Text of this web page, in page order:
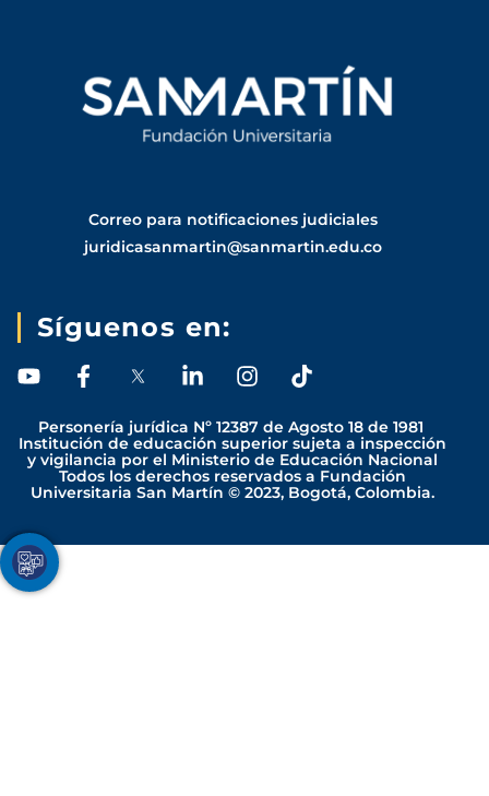
Correo para notificaciones judiciales
juridicasanmartin@sanmartin.edu.co
Síguenos en:
Y
u
t
u
b
F
c
e
b
o
L
n
k
e
d
I
s
t
a
g
T
k
t
o
k
Personería jurídica Nº 12387 de Agosto 18 de 1981
Institución de educación superior sujeta a inspección
y vigilancia por el Ministerio de Educación Nacional
Todos los derechos reservados a Fundación
Universitaria San Martín © 2023, Bogotá, Colombia.
Youtube
Facebook
Twitter
TikTok
Instagram